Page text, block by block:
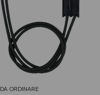
DA ORDINARE